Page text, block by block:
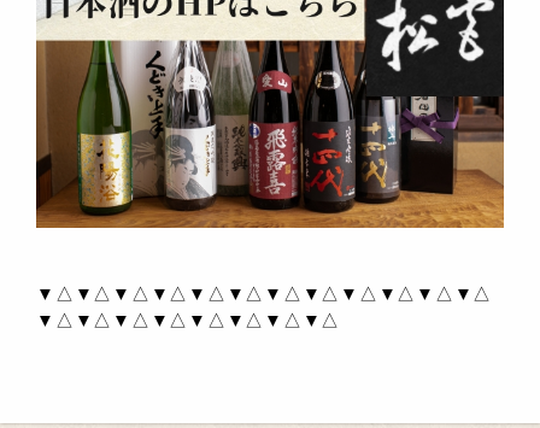
▼△▼△▼△▼△▼△▼△▼△▼△▼△▼△▼△▼△
▼△▼△▼△▼△▼△▼△▼△▼△